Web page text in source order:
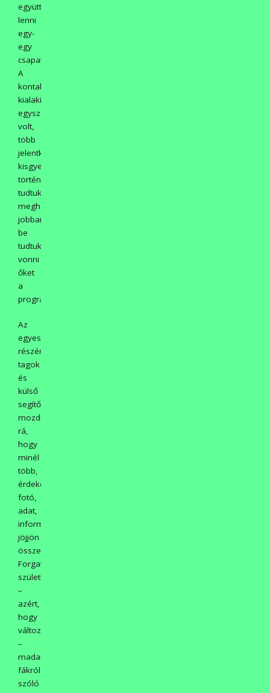
együtt
lenni
egy-
egy
csapattal.)
A
kontaktus
kialakítása
egyszerűbb
volt,
több
jelentkező
kisgyermek
történetét
tudtuk
meghallgatni,
jobban
be
tudtuk
vonni
őket
a
programba.
Az
egyesület
részéről
tagok
és
külső
segítők
mozdultak
rá,
hogy
minél
több,
érdekes
fotó,
adat,
információ
jöjjön
össze.
Forgatókönyvek
születtek
–
azért,
hogy
változzanak
–
madarakról,
fákról
szóló